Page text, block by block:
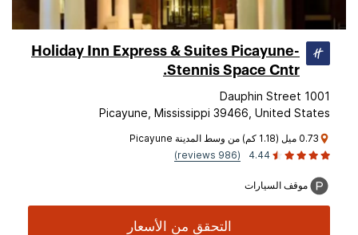
Holiday Inn Express & Suites Picayune-
Stennis Space Cntr.
1001 Dauphin Street
Picayune, Mississippi 39466, United States
0.73 ميل (1.18 كم) من وسط المدينة Picayune
4.44
(986 reviews)
موقف السيارات
التحقق من الأسعار